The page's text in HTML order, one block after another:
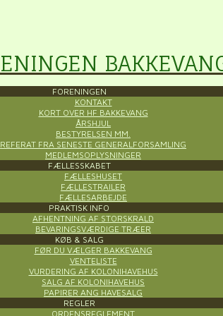
FORENINGEN
KONTAKT
KORT OVER HF BAKKEVANG
ÅRSHJUL
BESTYRELSEN MM.
REFERAT FRA SENESTE GENERALFORSAMLING
MEDLEMSOPLYSNINGER
FÆLLESSKABET
FÆLLESHUSET
FÆLLESTRAILER
FÆLLESARBEJDE
PRAKTISK INFO
AFHENTNING AF STORSKRALD
BEVARINGSVÆRDIGE TRÆER
KØB & SALG
FØR DU VÆLGER BAKKEVANG
VENTELISTE
VURDERING AF KOLONIHAVEHUS
SALG AF KOLONIHAVEHUS
PAPIRER ANG HAVESALG
REGLER
ORDENSREGLEMENT